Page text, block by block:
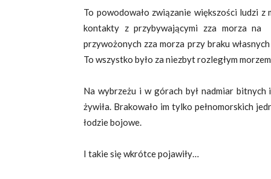
To powodowało związanie większości ludzi z
kontakty z przybywającymi zza morza na
przywożonych zza morza przy braku
To wszystko było za niezbyt rozległym
Na wybrzeżu i w górach był nadmiar
żywiła. Brakowało im tylko pełnomorskich
łodzie bojowe.
I takie się wkrótce pojawiły…